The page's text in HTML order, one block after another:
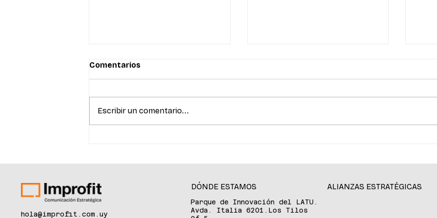
ecosistema para debatir
artificial, biotecnología y
venture capital
piel
Comentarios
Escribir un comentario...
hola@improfit.com.uy
DÓNDE ESTAMOS
Parque de Innovación del LATU.
Avda. Italia 6201.Los Tilos
ALIANZAS ESTRATÉGICAS